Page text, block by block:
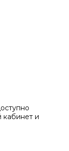
кабинет и